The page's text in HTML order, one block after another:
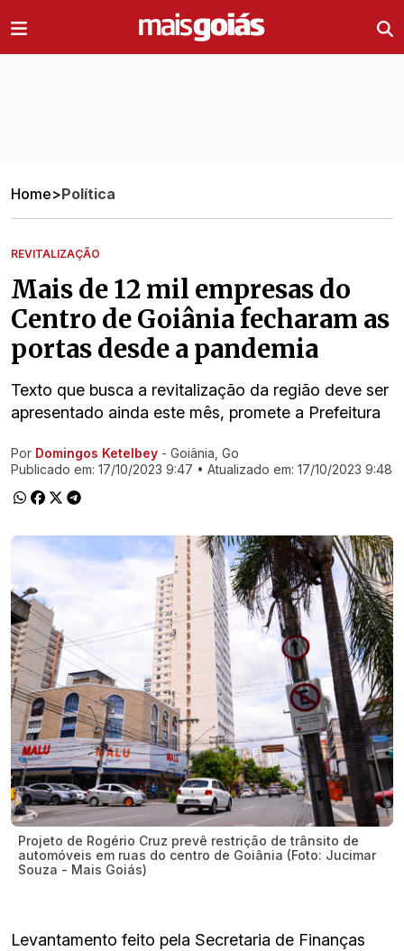
Home>Política
REVITALIZAÇÃO
Mais de 12 mil empresas do
Centro de Goiânia fecharam as
portas desde a pandemia
Texto que busca a revitalização da região deve ser
apresentado ainda este mês, promete a Prefeitura
Ir direto pra matéria
Por Domingos Ketelbey - Goiânia, Go
Publicado em: 17/10/2023 9:47 • Atualizado em: 17/10/2023 9:48
Projeto de Rogério Cruz prevê restrição de trânsito de
automóveis em ruas do centro de Goiânia (Foto: Jucimar
Souza - Mais Goiás)
Levantamento feito pela Secretaria de Finanças